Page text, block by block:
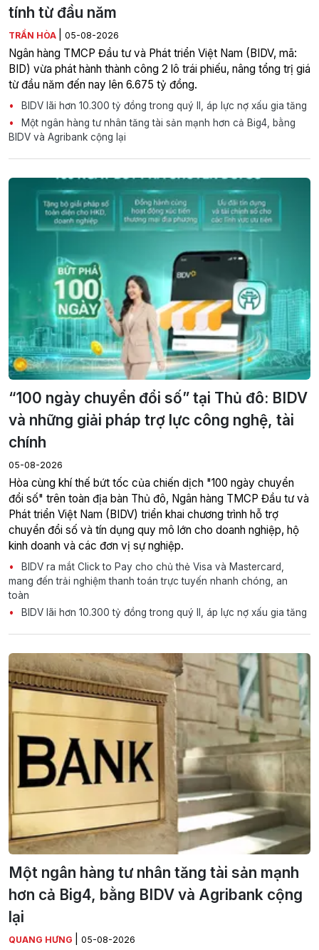
tính từ đầu năm
TRẦN HÒA 05-08-2026
Ngân hàng TMCP Đầu tư và Phát triển Việt Nam (BIDV, mã:
BID) vừa phát hành thành công 2 lô trái phiếu, nâng tổng trị giá
từ đầu năm đến nay lên 6.675 tỷ đồng.
BIDV lãi hơn 10.300 tỷ đồng trong quý II, áp lực nợ xấu gia tăng
Một ngân hàng tư nhân tăng tài sản mạnh hơn cả Big4, bằng
BIDV và Agribank cộng lại
“100 ngày chuyển đổi số” tại Thủ đô: BIDV
và những giải pháp trợ lực công nghệ, tài
chính
05-08-2026
Hòa cùng khí thế bứt tốc của chiến dịch "100 ngày chuyển
đổi số" trên toàn địa bàn Thủ đô, Ngân hàng TMCP Đầu tư và
Phát triển Việt Nam (BIDV) triển khai chương trình hỗ trợ
chuyển đổi số và tín dụng quy mô lớn cho doanh nghiệp, hộ
kinh doanh và các đơn vị sự nghiệp.
BIDV ra mắt Click to Pay cho chủ thẻ Visa và Mastercard,
mang đến trải nghiệm thanh toán trực tuyến nhanh chóng, an
toàn
BIDV lãi hơn 10.300 tỷ đồng trong quý II, áp lực nợ xấu gia tăng
Một ngân hàng tư nhân tăng tài sản mạnh
hơn cả Big4, bằng BIDV và Agribank cộng
lại
QUANG HƯNG 05-08-2026